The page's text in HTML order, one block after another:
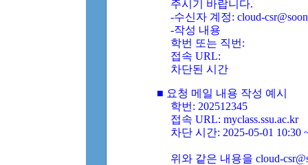
주시기 바랍니다.
-수신자 계정: cloud-
-작성 내용
학번 또는 직번:
접속 URL:
차단된 시간
■ 요청 메일 내용 작성 예시
학번: 202512345
접속 URL: myclass.ssu.ac.kr
차단 시간: 2025-05-01 10:30
위와 같은 내용을 cloud-